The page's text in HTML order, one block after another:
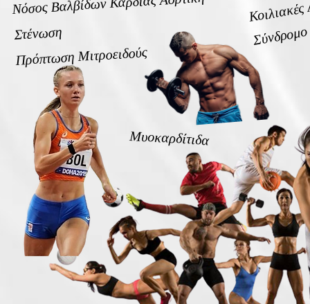
Στένωση
Πρόπτωση Μιτροειδούς
Μυοκαρδίτιδα